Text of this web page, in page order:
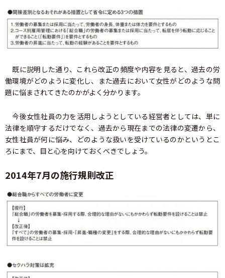
既に説明した通り、これら改正の頻度や内容を見ると、過去の労
働環境がどのように変化し、また過去において女性がどのような問
題に悩まされてきたのかがよく分かります。
今後女性社員の力を活用しようとしている経営者としては、単に
法律を順守するだけでなく、過去から現在までの法律の変遷から、
女性社員が何に悩み、どのような扱いを受けているのかというとこ
ろにまで、目と心を向けておくべきでしょう。
2014年7月の施行規則改正